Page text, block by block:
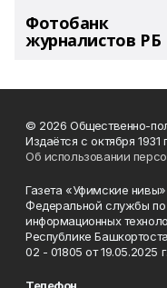
Фотобанк
журналистов РБ
© 2026 Общественно-
Издаётся с октября 1931
Об использовании
Газета «Уфимские
Федеральной службы
информационных
Республике
02 - 01805 от 19.05.2025 г.